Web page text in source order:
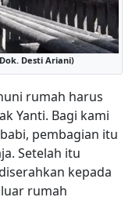
Desti Ariani)
rumah harus
Yanti. Bagi kami
pembagian itu
Setelah itu
kepada
rumah